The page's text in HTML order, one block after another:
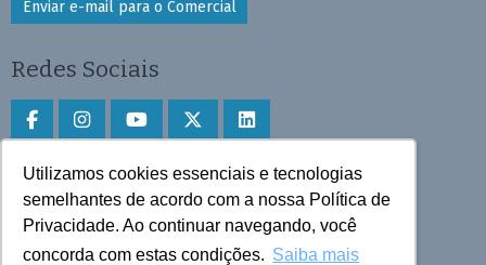
Utilizamos cookies essenciais e tecnologias
semelhantes de acordo com a nossa Política de
Privacidade. Ao continuar navegando, você
concorda com estas condições. Saiba mais
Enviar e-mail para o Comercial
Redes Sociais
Faça download do aplicativo
Play Store e App Store